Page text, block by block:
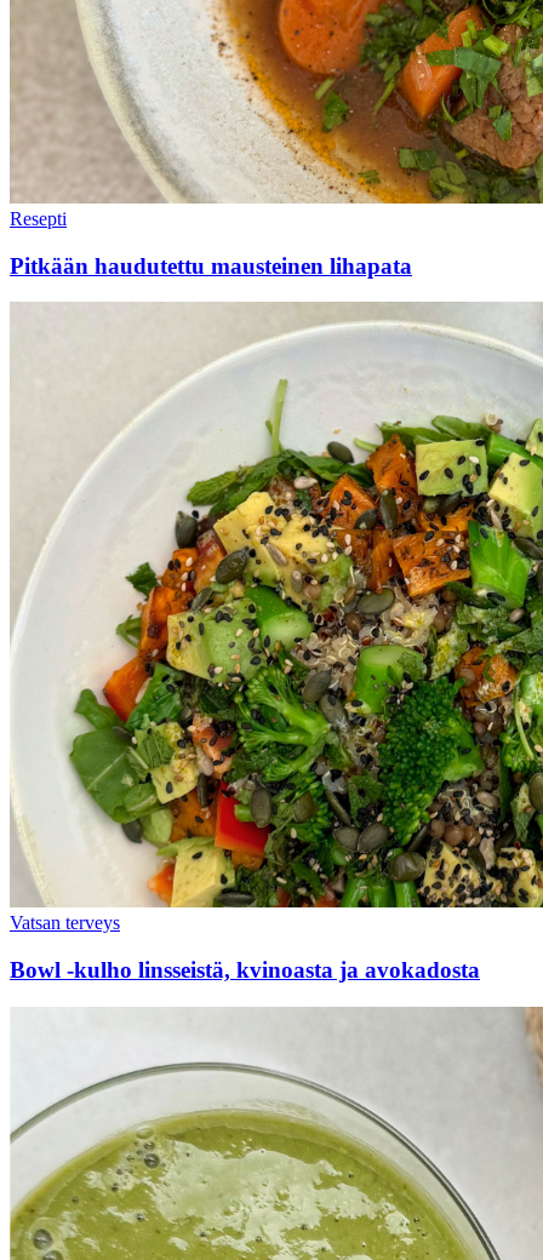
Resepti
Pitkään haudutettu mausteinen lihapata
Vatsan terveys
Bowl -kulho linsseistä, kvinoasta ja avokadosta